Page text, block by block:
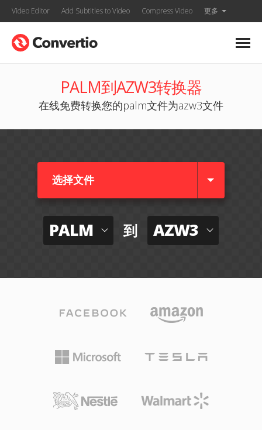
Video Editor Add Subtitles to Video Compress Video 更多
PALM到AZW3转换器
在线免费转换您的palm文件为azw3文件
选择文件
PALM 到 AZW3